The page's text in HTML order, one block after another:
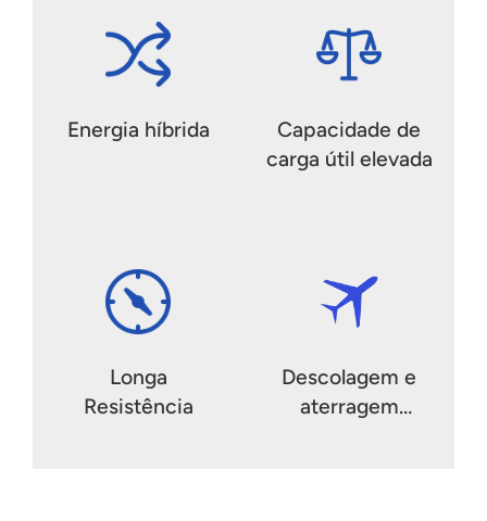
Energia híbrida
Capacidade de
carga útil elevada
Longa
Resistência
Descolagem e
aterragem